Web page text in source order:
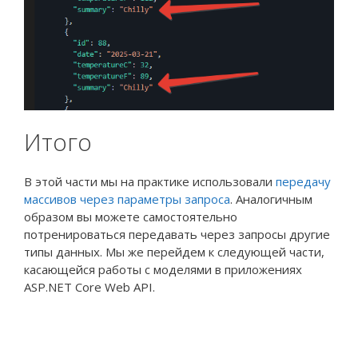
Итого
В этой части мы на практике использовали передачу
массивов через параметры запроса. Аналогичным
образом вы можете самостоятельно
потренироваться передавать через запросы другие
типы данных. Мы же перейдем к следующей части,
касающейся работы с моделями в приложениях
ASP.NET Core Web API.